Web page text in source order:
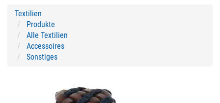
Textilien
Produkte
Alle Textilien
Accessoires
Sonstiges